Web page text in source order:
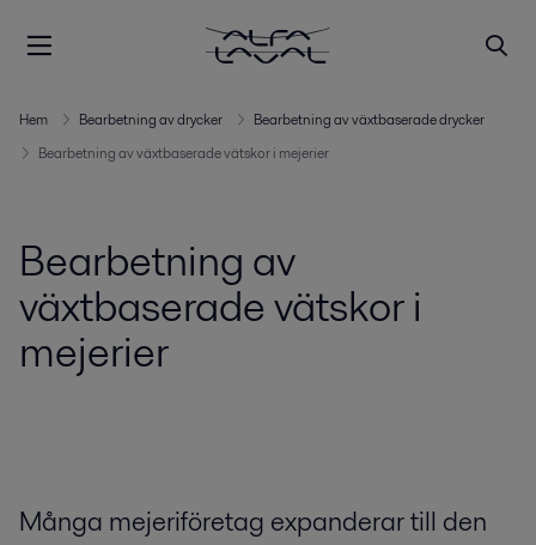
Hem Bearbetning av drycker
Bearbetning av växtbaserade drycker
Bearbetning av växtbaserade vätskor i mejerier
Bearbetning av
växtbaserade vätskor i
mejerier
Många mejeriföretag expanderar till den